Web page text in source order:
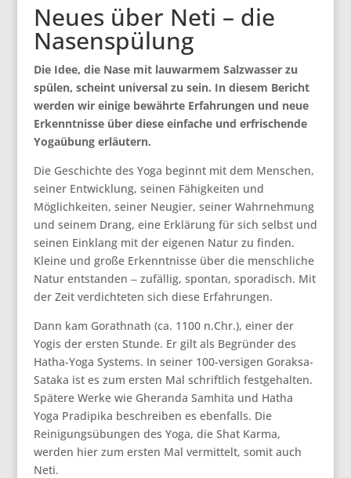
Neues über Neti – die
Nasenspülung
Die Idee, die Nase mit lauwarmem Salzwasser zu
spülen, scheint universal zu sein. In diesem Bericht
werden wir einige bewährte Erfahrungen und neue
Erkenntnisse über diese einfache und erfrischende
Yogaübung erläutern.
Die Geschichte des Yoga beginnt mit dem Menschen,
seiner Entwicklung, seinen Fähigkeiten und
Möglichkeiten, seiner Neugier, seiner Wahrnehmung
und seinem Drang, eine Erklärung für sich selbst und
seinen Einklang mit der eigenen Natur zu finden.
Kleine und große Erkenntnisse über die menschliche
Natur entstanden ‒ zufällig, spontan, sporadisch. Mit
der Zeit verdichteten sich diese Erfahrungen.
Dann kam Gorathnath (ca. 1100 n.Chr.), einer der
Yogis der ersten Stunde. Er gilt als Begründer des
Hatha-Yoga Systems. In seiner 100-versigen Goraksa-
Sataka ist es zum ersten Mal schriftlich festgehalten.
Spätere Werke wie Gheranda Samhita und Hatha
Yoga Pradipika beschreiben es ebenfalls. Die
Reinigungsübungen des Yoga, die Shat Karma,
werden hier zum ersten Mal vermittelt, somit auch
Neti.